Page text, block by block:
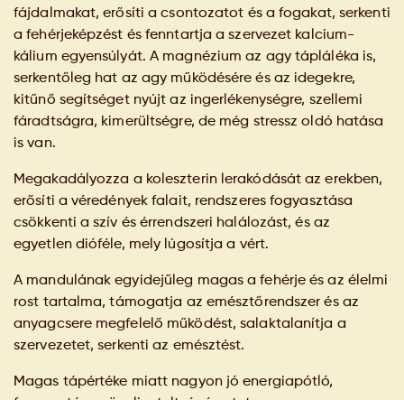
fájdalmakat, erősíti a csontozatot és a fogakat, serkenti
a fehérjeképzést és fenntartja a szervezet kalcium-
kálium egyensúlyát. A magnézium az agy tápláléka is,
serkentőleg hat az agy működésére és az idegekre,
kitűnő segítséget nyújt az ingerlékenységre, szellemi
fáradtságra, kimerültségre, de még stressz oldó hatása
is van.
Megakadályozza a koleszterin lerakódását az erekben,
erősíti a véredények falait, rendszeres fogyasztása
csökkenti a szív és érrendszeri halálozást, és az
egyetlen dióféle, mely lúgosítja a vért.
A mandulának egyidejűleg magas a fehérje és az élelmi
rost tartalma, támogatja az emésztőrendszer és az
anyagcsere megfelelő működést, salaktalanítja a
szervezetet, serkenti az emésztést.
Magas tápértéke miatt nagyon jó energiapótló,